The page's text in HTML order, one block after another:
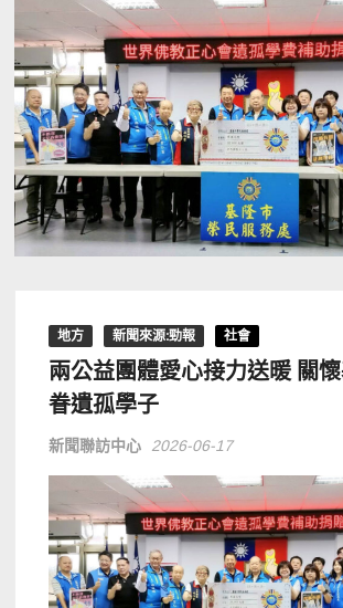
地方 新聞來源:勁報 社會
兩公益團體愛心接力送暖 關
眷遺孤學子
新聞聯訪中心 2026-06-17